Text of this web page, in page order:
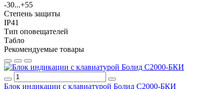
-30...+55
Степень защиты
IP41
Тип оповещателей
Табло
Рекомендуемые товары
Блок индикации с клавиатурой Болид С2000-БКИ